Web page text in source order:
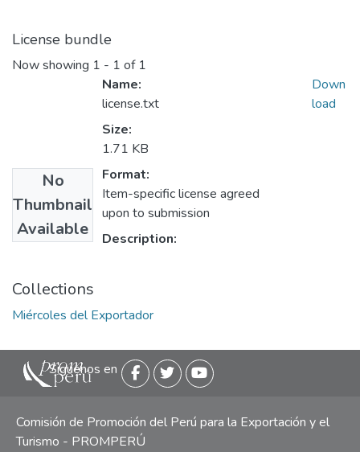
License bundle
Now showing 1 - 1 of 1
No
Thumbnail
Available
Name:
license.txt
Size:
1.71 KB
Format:
Item-specific license agreed
upon to submission
Description:
Down
load
Collections
Miércoles del Exportador
Siguenos en
Comisión de Promoción del Perú para la Exportación y el
Turismo - PROMPERÚ